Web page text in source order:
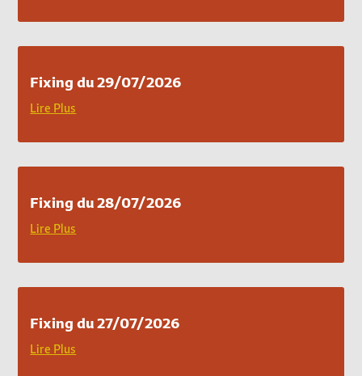
Fixing du 29/07/2026
Lire Plus
Fixing du 28/07/2026
Lire Plus
Fixing du 27/07/2026
Lire Plus